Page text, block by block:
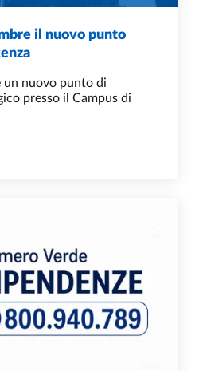
il nuovo punto
un nuovo punto di
presso il Campus di
A SETTEMBRE IL NUOVO PUNTO